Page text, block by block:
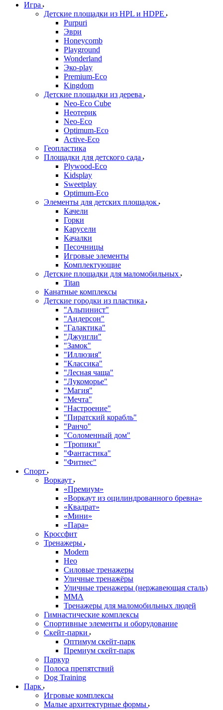
Игра
Детские площадки из HPL и HDPE
Purpuri
Эври
Honeycomb
Playground
Wonderland
Эко-play
Premium-Eco
Kingdom
Детские площадки из дерева
Neo-Eco Cube
Неотерик
Neo-Eco
Оptimum-Еco
Active-Eco
Геопластика
Площадки для детского сада
Plywood-Eco
Kidsplay
Sweetplay
Оptimum-Еco
Элементы для детских площадок
Качели
Горки
Карусели
Качалки
Песочницы
Игровые элементы
Комплектующие
Детские площадки для маломобильных
Titan
Канатные комплексы
Детские городки из пластика
"Альпинист"
"Андерсон"
"Галактика"
"Джунгли"
"Замок"
"Иллюзия"
"Классика"
"Лесная чаща"
"Лукоморье"
"Магия"
"Мечта"
"Настроение"
"Пиратский корабль"
"Ранчо"
"Соломенный дом"
"Тропики"
"Фантастика"
"Фитнес"
Спорт
Воркаут
«Премиум»
«Воркаут из оцилиндрованного бревна»
«Квадрат»
«Мини»
«Пара»
Кроссфит
Тренажеры
Modern
Нео
Силовые тренажеры
Уличные тренажёры
Уличные тренажеры (нержавеющая сталь)
ММА
Тренажеры для маломобильных людей
Гимнастические комплексы
Спортивные элементы и оборудование
Скейт-парки
Оптимум скейт-парк
Премиум скейт-парк
Паркур
Полоса препятствий
Dog Training
Парк
Игровые комплексы
Малые архитектурные формы